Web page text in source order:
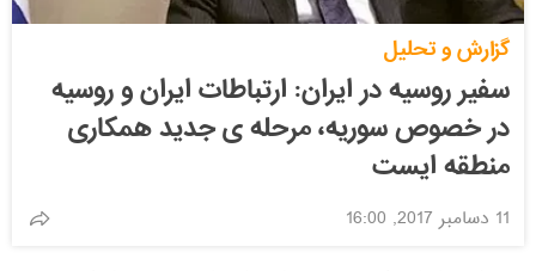
گزارش و تحلیل
سفیر روسیه در ایران: ارتباطات ایران و روسیه
در خصوص سوریه، مرحله ی جدید همکاری
منطقه ایست
11 دسامبر 2017, 16:00